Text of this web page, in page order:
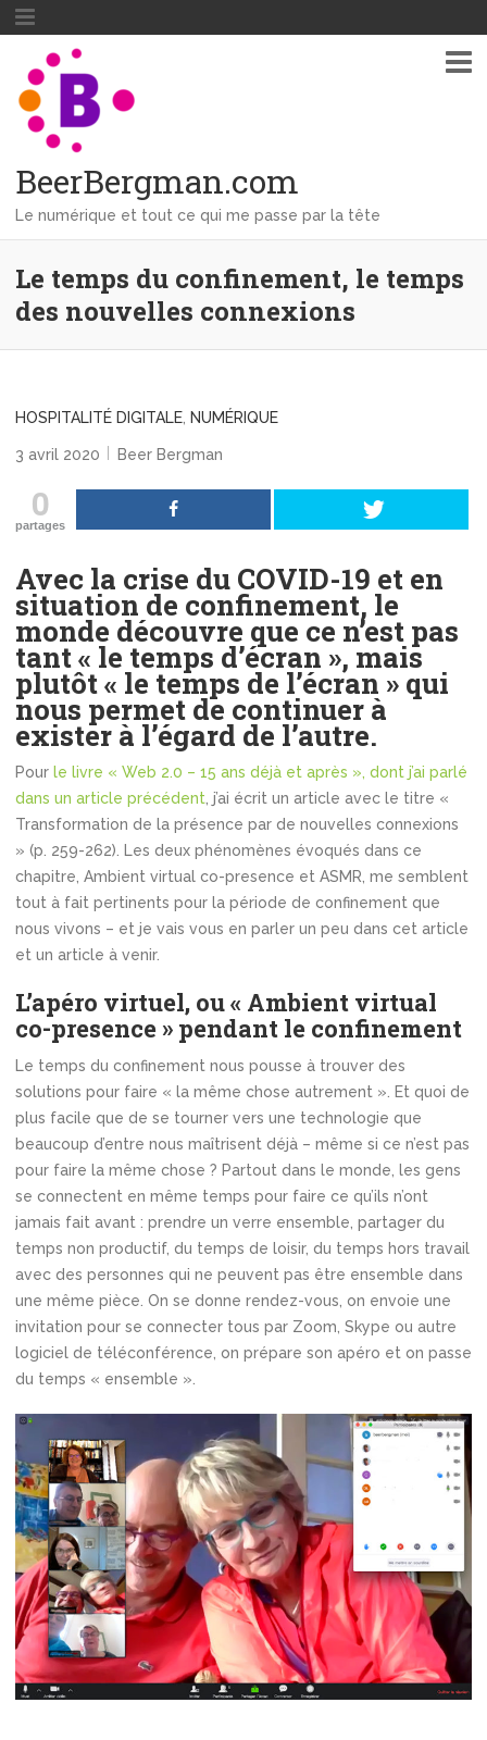
BeerBergman.com
Le numérique et tout ce qui me passe par la tête
Le temps du confinement, le temps
des nouvelles connexions
HOSPITALITÉ DIGITALE NUMÉRIQUE
3 avril 2020 Beer Bergman
0
partages
Avec la crise du COVID-19 et en
situation de confinement, le
monde découvre que ce n’est pas
tant « le temps d’écran », mais
plutôt « le temps de l’écran » qui
nous permet de continuer à
exister à l’égard de l’autre.
Pour le livre « Web 2.0 – 15 ans déjà et après », dont j’ai parlé
dans un article précédent , j’ai écrit un article avec le titre «
Transformation de la présence par de nouvelles connexions
» (p. 259-262). Les deux phénomènes évoqués dans ce
chapitre, Ambient virtual co-presence et ASMR, me semblent
tout à fait pertinents pour la période de confinement que
nous vivons – et je vais vous en parler un peu dans cet article
et un article à venir.
L’apéro virtuel, ou « Ambient virtual
co-presence » pendant le confinement
Le temps du confinement nous pousse à trouver des
solutions pour faire « la même chose autrement ». Et quoi de
plus facile que de se tourner vers une technologie que
beaucoup d’entre nous maîtrisent déjà – même si ce n’est pas
pour faire la même chose ? Partout dans le monde, les gens
se connectent en même temps pour faire ce qu’ils n’ont
jamais fait avant : prendre un verre ensemble, partager du
temps non productif, du temps de loisir, du temps hors travail
avec des personnes qui ne peuvent pas être ensemble dans
une même pièce. On se donne rendez-vous, on envoie une
invitation pour se connecter tous par Zoom, Skype ou autre
logiciel de téléconférence, on prépare son apéro et on passe
du temps « ensemble ».